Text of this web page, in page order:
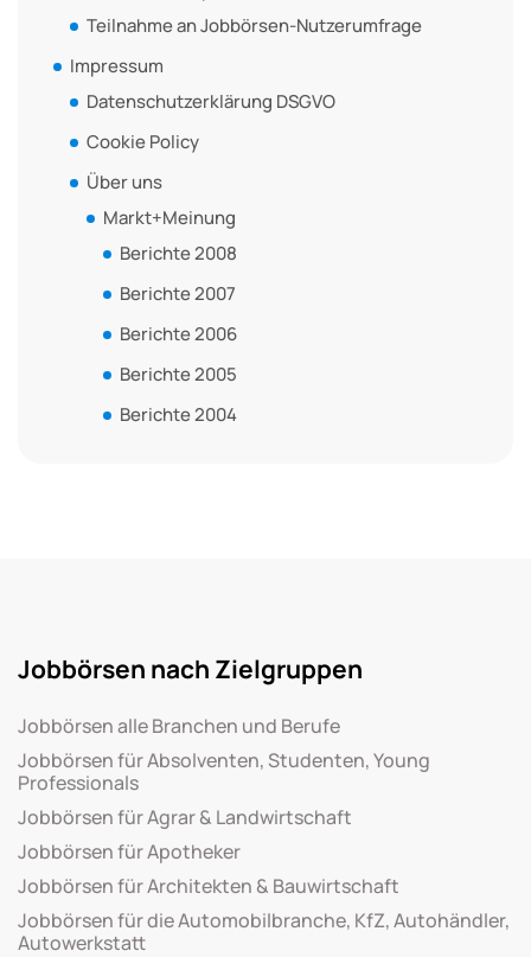
Teilnahme an Jobbörsen-Nutzerumfrage
Impressum
Datenschutzerklärung DSGVO
Cookie Policy
Über uns
Markt+Meinung
Berichte 2008
Berichte 2007
Berichte 2006
Berichte 2005
Berichte 2004
Jobbörsen nach Zielgruppen
Jobbörsen alle Branchen und Berufe
Jobbörsen für Absolventen, Studenten, Young
Professionals
Jobbörsen für Agrar & Landwirtschaft
Jobbörsen für Apotheker
Jobbörsen für Architekten & Bauwirtschaft
Jobbörsen für die Automobilbranche, KfZ, Autohändler,
Autowerkstatt